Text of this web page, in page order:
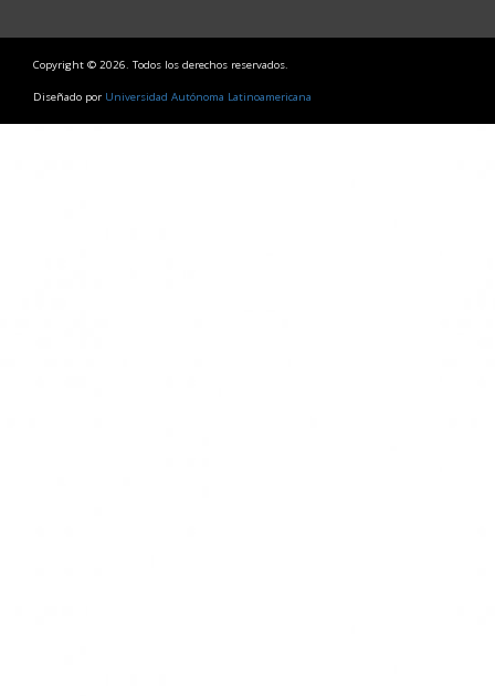
Copyright © 2026. Todos los derechos reservados.
Diseñado por Universidad Autónoma Latinoamericana